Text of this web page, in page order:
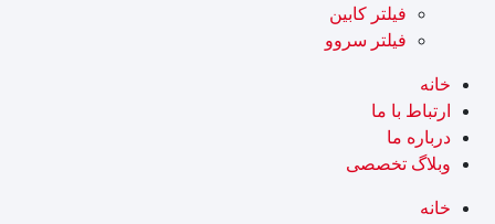
فیلتر کابین
فیلتر سروو
خانه
ارتباط با ما
درباره ما
وبلاگ تخصصی
خانه